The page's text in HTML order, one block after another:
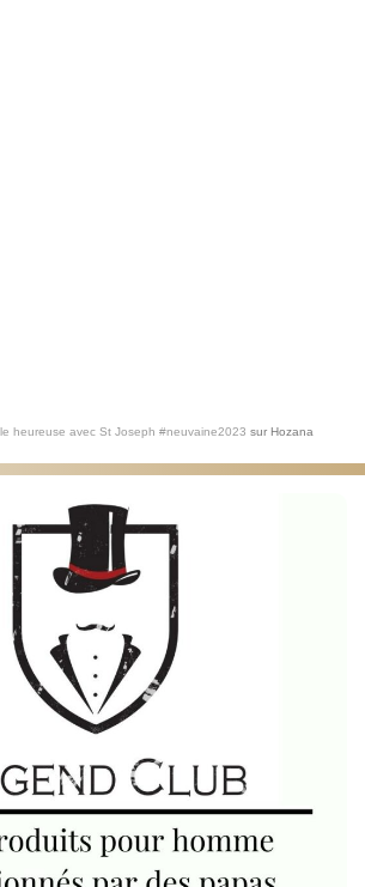
heureuse avec St Joseph #neuvaine2023 sur Hozana